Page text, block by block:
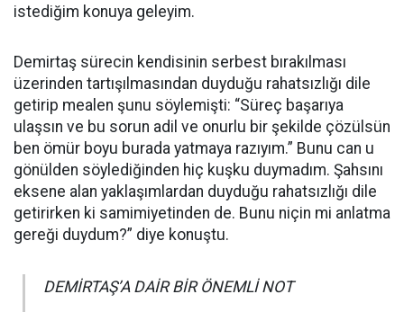
istediğim konuya geleyim.
Demirtaş sürecin kendisinin serbest bırakılması
üzerinden tartışılmasından duyduğu rahatsızlığı dile
getirip mealen şunu söylemişti: “Süreç başarıya
ulaşsın ve bu sorun adil ve onurlu bir şekilde çözülsün
ben ömür boyu burada yatmaya razıyım.” Bunu can u
gönülden söylediğinden hiç kuşku duymadım. Şahsını
eksene alan yaklaşımlardan duyduğu rahatsızlığı dile
getirirken ki samimiyetinden de. Bunu niçin mi anlatma
gereği duydum?” diye konuştu.
DEMİRTAŞ’A DAİR BİR ÖNEMLİ NOT